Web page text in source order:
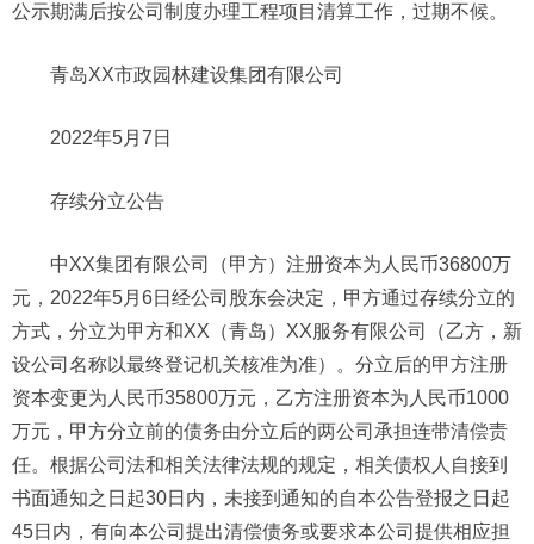
公示期满后按公司制度办理工程项目清算工作，过期不候。
青岛XX市政园林建设集团有限公司
2022年5月7日
存续分立公告
中XX集团有限公司（甲方）注册资本为人民币36800万
元，2022年5月6日经公司股东会决定，甲方通过存续分立的
方式，分立为甲方和XX（青岛）XX服务有限公司（乙方，新
设公司名称以最终登记机关核准为准）。分立后的甲方注册
资本变更为人民币35800万元，乙方注册资本为人民币1000
万元，甲方分立前的债务由分立后的两公司承担连带清偿责
任。根据公司法和相关法律法规的规定，相关债权人自接到
书面通知之日起30日内，未接到通知的自本公告登报之日起
45日内，有向本公司提出清偿债务或要求本公司提供相应担